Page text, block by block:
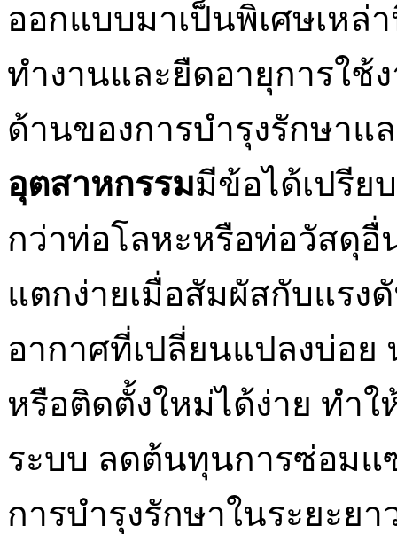
ออกแบบมาเป็นพิเศษเหล่
ทำงานและยืดอายุการใช้
ด้านของการบำรุงรักษาแ
อุตสาหกรรมมีข้อได้เปรีย
กว่าท่อโลหะหรือท่อวัสดุอื่
แตกง่ายเมื่อสัมผัสกับแรง
อากาศที่เปลี่ยนแปลงบ่อย
หรือติดตั้งใหม่ได้ง่าย ทำ
ระบบ ลดต้นทุนการซ่อมแ
การบำรุงรักษาในระยะยา